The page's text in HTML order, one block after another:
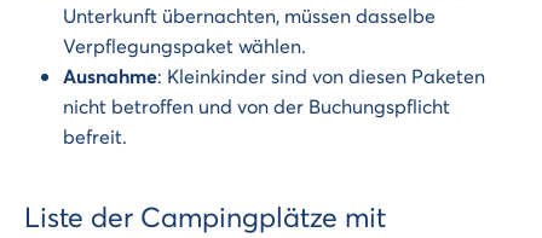
Unterkunft übernachten, müssen dasselbe
Verpflegungspaket wählen.
Ausnahme: Kleinkinder sind von diesen Paketen
nicht betroffen und von der Buchungspflicht
befreit.
Liste der Campingplätze mit